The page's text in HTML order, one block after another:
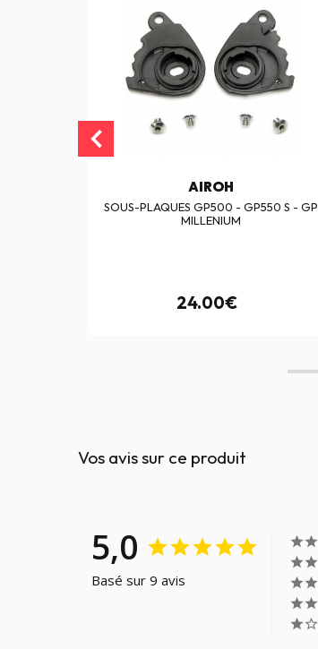
AIROH
SOUS-PLAQUES GP500 - GP550 S - GP
MILLENIUM
24.00€
Vos avis sur ce produit
5,0
Basé sur 9 avis